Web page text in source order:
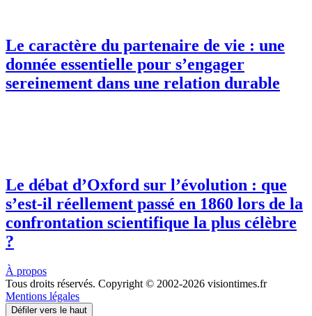
Le caractère du partenaire de vie : une
donnée essentielle pour s’engager
sereinement dans une relation durable
Le débat d’Oxford sur l’évolution : que
s’est-il réellement passé en 1860 lors de la
confrontation scientifique la plus célèbre
?
À propos
Tous droits réservés. Copyright © 2002-2026 visiontimes.fr
Mentions légales
Défiler vers le haut